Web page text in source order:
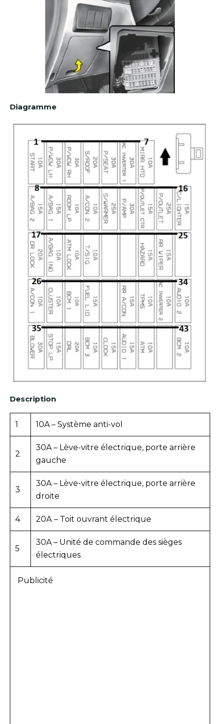
Diagramme
Description
1 10A – Système anti-vol
2
30A – Lève-vitre électrique, porte arrière
gauche
3
30A – Lève-vitre électrique, porte arrière
droite
4 20А – Toit ouvrant électrique
5
30A – Unité de commande des sièges
électriques
Publicité